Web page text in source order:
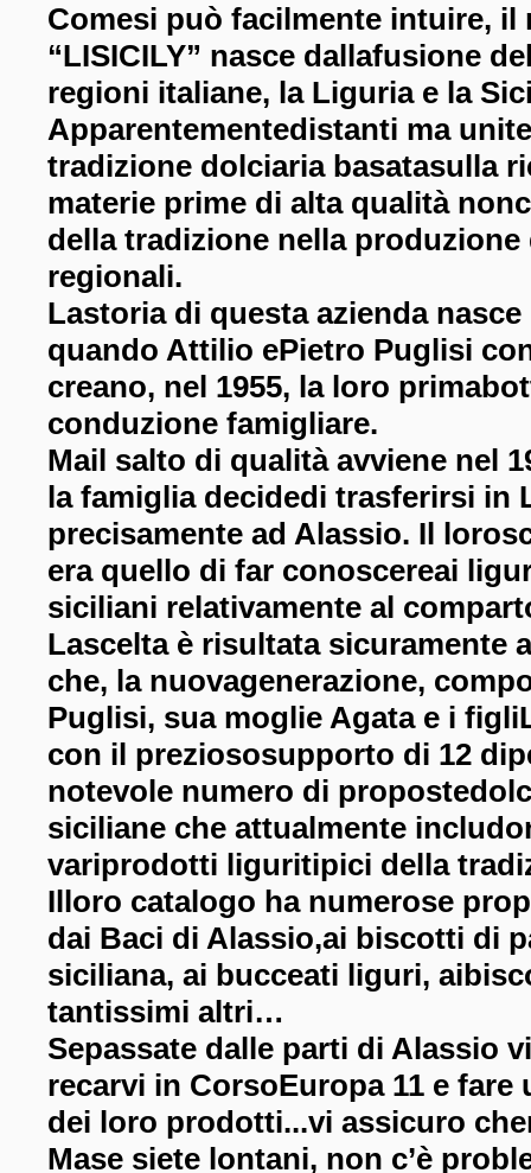
Comesi può facilmente intuire, il
“LISICILY” nasce dallafusione
regioni italiane, la Liguria e la
Apparentementedistanti ma
tradizione dolciaria basatasulla
materie prime di alta qualità
della tradizione nella
regionali.
Lastoria di questa azienda
quando Attilio ePietro Puglisi
creano, nel 1955, la loro
conduzione famigliare.
Mail salto di qualità avviene nel
la famiglia decidedi trasferirsi in
precisamente ad Alassio. Il
era quello di far conoscereai
siciliani relativamente al
Lascelta è risultata sicuramente
che, la nuovagenerazione,
Puglisi, sua moglie Agata e i
con il preziososupporto di 12
notevole numero di
siciliane che attualmente
variprodotti liguritipici della
Illoro catalogo ha numerose
dai Baci di Alassio,ai biscotti di
siciliana, ai bucceati liguri,
tantissimi altri…
Sepassate dalle parti di Alassio
recarvi in CorsoEuropa 11 e fare
dei loro prodotti...vi assicuro
Mase siete lontani, non c’è